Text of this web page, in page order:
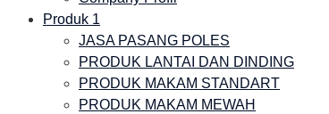
Produk 1
JASA PASANG POLES
PRODUK LANTAI DAN DINDING
PRODUK MAKAM STANDART
PRODUK MAKAM MEWAH